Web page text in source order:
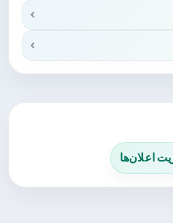
اعلان‌ها